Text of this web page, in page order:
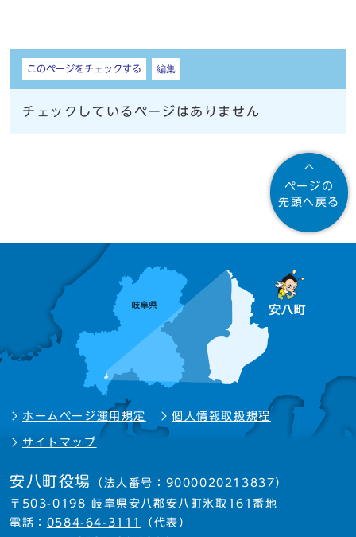
しおり
このページをチェックする 編集
チェックしているページはありません
ページの
先頭へ戻る
ホームページ運用規定 個人情報取扱規程
サイトマップ
安八町役場 （法人番号：9000020213837）
〒503-0198 岐阜県安八郡安八町氷取161番地
電話： 0584-64-3111
（代表）